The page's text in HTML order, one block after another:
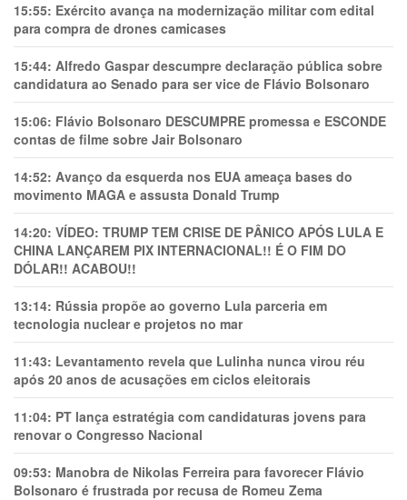
15:55: Exército avança na modernização militar com edital
para compra de drones camicases
15:44: Alfredo Gaspar descumpre declaração pública sobre
candidatura ao Senado para ser vice de Flávio Bolsonaro
15:06: Flávio Bolsonaro DESCUMPRE promessa e ESCONDE
contas de filme sobre Jair Bolsonaro
14:52: Avanço da esquerda nos EUA ameaça bases do
movimento MAGA e assusta Donald Trump
14:20: VÍDEO: TRUMP TEM CRlSE DE PÂNlCO APÓS LULA E
CHINA LANÇAREM PIX INTERNACIONAL!! É O FIM DO
DÓLAR!! ACABOU!!
13:14: Rússia propõe ao governo Lula parceria em
tecnologia nuclear e projetos no mar
11:43: Levantamento revela que Lulinha nunca virou réu
após 20 anos de acusações em ciclos eleitorais
11:04: PT lança estratégia com candidaturas jovens para
renovar o Congresso Nacional
09:53: Manobra de Nikolas Ferreira para favorecer Flávio
Bolsonaro é frustrada por recusa de Romeu Zema